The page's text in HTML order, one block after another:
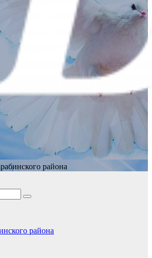
района
района